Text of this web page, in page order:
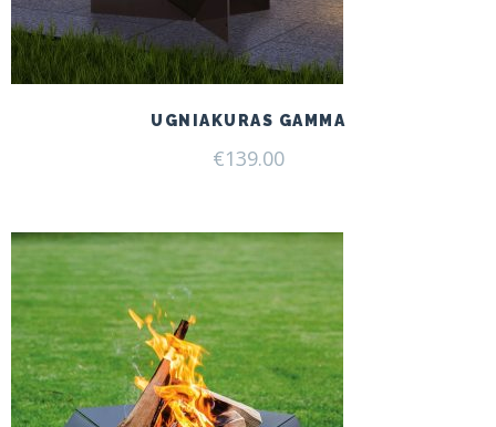
UGNIAKURAS GAMMA
€139.00